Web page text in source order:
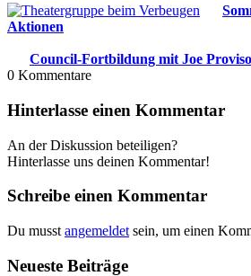
Aktionen
Council-Fortbildung mit Joe
0 Kommentare
Hinterlasse einen Kommentar
An der Diskussion beteiligen?
Hinterlasse uns deinen Kommentar!
Schreibe einen Kommentar
Du musst angemeldet sein, um einen
Neueste Beiträge